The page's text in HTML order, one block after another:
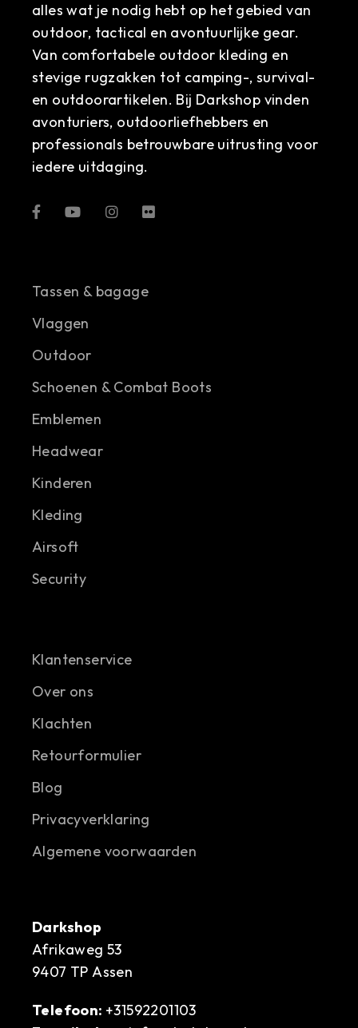
alles wat je nodig hebt op het gebied van
outdoor, tactical en avontuurlijke gear.
Van comfortabele outdoor kleding en
stevige rugzakken tot camping-, survival-
en outdoorartikelen. Bij Darkshop vinden
avonturiers, outdoorliefhebbers en
professionals betrouwbare uitrusting voor
iedere uitdaging.
Tassen & bagage
Vlaggen
Outdoor
Schoenen & Combat Boots
Emblemen
Headwear
Kinderen
Kleding
Airsoft
Security
Klantenservice
Over ons
Klachten
Retourformulier
Blog
Privacyverklaring
Algemene voorwaarden
Darkshop
Afrikaweg 53
9407 TP Assen
Telefoon: +31592201103